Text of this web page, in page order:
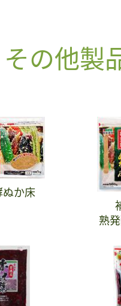
その他製
か床
熟